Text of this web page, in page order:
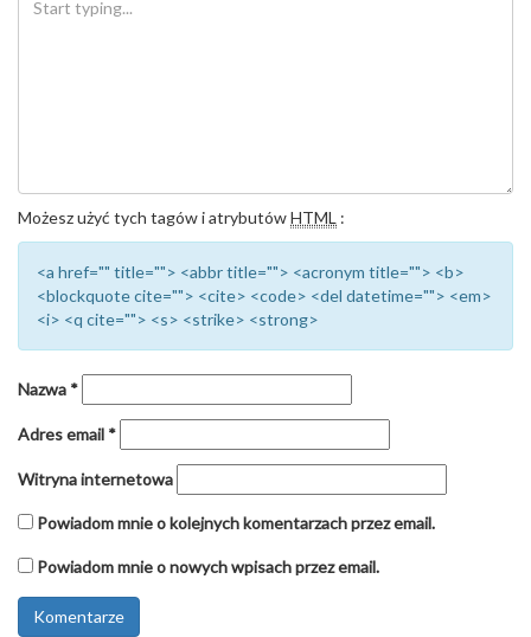
Możesz użyć tych tagów i atrybutówHTML :
<a href="" title=""> <abbr title=""> <acronym title=""> <b>
<blockquote cite=""> <cite> <code> <del datetime=""> <em>
<i> <q cite=""> <s> <strike> <strong>
Nazwa *
Adres email *
Witryna internetowa
Powiadom mnie o kolejnych komentarzach przez email.
Powiadom mnie o nowych wpisach przez email.